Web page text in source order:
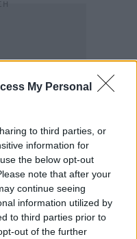
My Personal
to third parties, or
information for
the below opt-out
note that after your
continue seeing
information utilized by
to third parties prior to
out of the further